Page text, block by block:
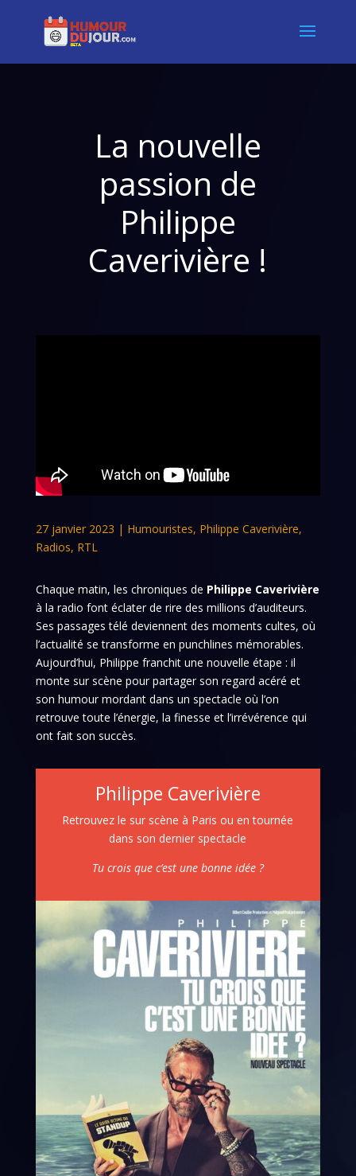
La nouvelle
passion de
Philippe
Caverivière !
27 janvier 2023 | Humouristes, Philippe Caverivière,
Radios, RTL
Chaque matin, les chroniques de Philippe Caverivière
à la radio font éclater de rire des millions d’auditeurs.
Ses passages télé deviennent des moments cultes, où
l’actualité se transforme en punchlines mémorables.
Aujourd’hui, Philippe franchit une nouvelle étape : il
monte sur scène pour partager son regard acéré et
son humour mordant dans un spectacle où l’on
retrouve toute l’énergie, la finesse et l’irrévérence qui
ont fait son succès.
Philippe Caverivière
Retrouvez le sur scène à Paris ou en tournée
dans son dernier spectacle
Tu crois que c’est une bonne idée ?